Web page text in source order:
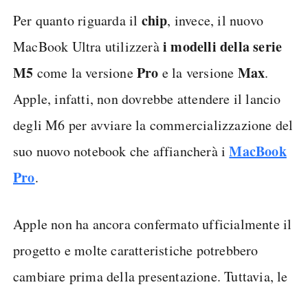
Per quanto riguarda il chip, invece, il nuovo
MacBook Ultra utilizzerài modelli della serie
M5 come la versionePro e la versione Max.
Apple, infatti, non dovrebbe attendere il lancio
degli M6 per avviare la commercializzazione del
suo nuovo notebook che affiancherà iMacBook
Pro.
Apple non ha ancora confermato ufficialmente il
progetto e molte caratteristiche potrebbero
cambiare prima della presentazione. Tuttavia, le